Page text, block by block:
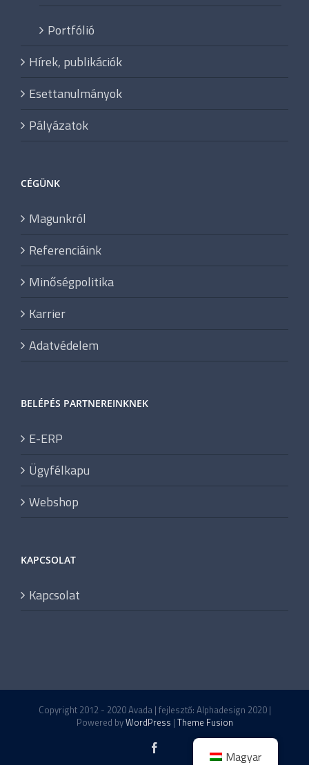
Portfólió
Hírek, publikációk
Esettanulmányok
Pályázatok
CÉGÜNK
Magunkról
Referenciáink
Minőségpolitika
Karrier
Adatvédelem
BELÉPÉS PARTNEREINKNEK
E-ERP
Ügyfélkapu
Webshop
KAPCSOLAT
Kapcsolat
Copyright 2012 - 2020 Avada | fejlesztő: Alphadesign 2020 |
Powered byWordPress | Theme Fusion
Magyar